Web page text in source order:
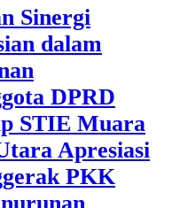
Sinergi
dalam
DPRD
STIE Muara
Apresiasi
PKK